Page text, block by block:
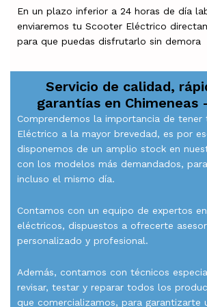
En un plazo inferior a 24 horas de día
enviaremos tu Scooter Eléctrico
para que puedas disfrutarlo sin demora
Servicio de calidad,
garantías en Chimeneas
Comprendemos la importancia de tener
Eléctrico a la mayor brevedad, es por
disponemos de un amplio stock en
con los modelos más demandados,
incluso el mismo día.
Contamos con un equipo de expertos
eléctricos, dispuestos a ofrecerte
personalizado y profesional.
Además, contamos con técnicos
revisar, testar y reparar todos los
que comercializamos, para garantizarte